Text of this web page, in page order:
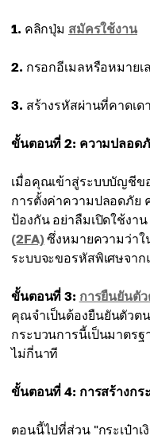
1. คลิกปุ่ม สมัครใช้งาน
2. กรอกอีเมลหรือหมาย
3. สร้างรหัสผ่านที่คาดเด
ขั้นตอนที่ 2: ความปลอด
เมื่อคุณเข้าสู่ระบบบัญชีข
การตั้งค่าความปลอดภัย
ป้องกัน อย่าลืมเปิดใช้งาน
(2FA) ซึ่งหมายความว่าใ
ระบบจะขอรหัสพิเศษจ
ขั้นตอนที่ 3: การยืนยันตั
คุณจำเป็นต้องยืนยันตัวต
กระบวนการนี้เป็นมาตรฐ
ไม่กี่นาที
ขั้นตอนที่ 4: การสร้างกร
ตอนนี้ไปที่ส่วน "กระเป๋า